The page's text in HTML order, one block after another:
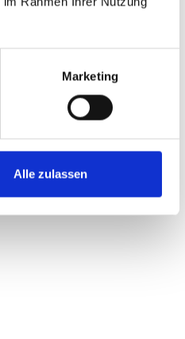
Marketing
Alle zulassen